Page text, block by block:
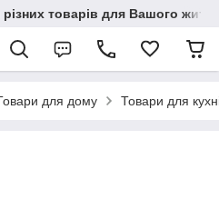
різних товарів для Вашого
для дому Товари для